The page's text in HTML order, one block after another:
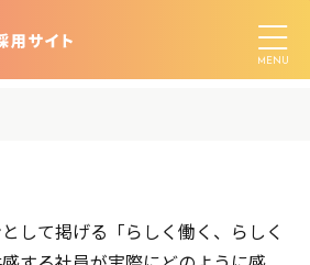
して掲げる「らしく働く、らしく